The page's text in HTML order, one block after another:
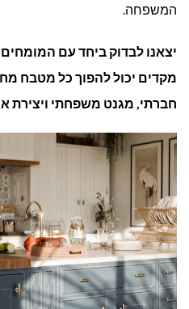
המשפחה.
יצאנו לבדוק ביחד עם
מקדים יכול להפוך כל מטבח
חברתי, מגנט משפחתי ויצירת